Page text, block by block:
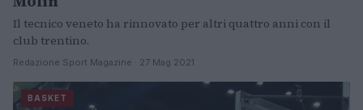
Il tecnico veneto ha rinnovato per altri quattro anni con il
club trentino.
Redazione Sport Magazine · 27 Mag 2021
BASKET